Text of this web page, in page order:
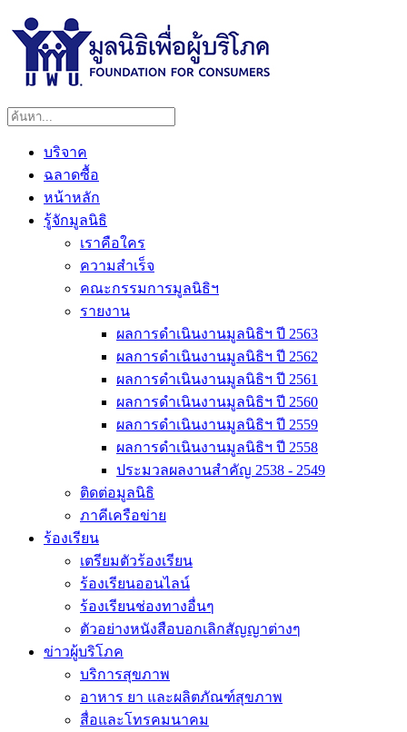
บริจาค
ฉลาดซื้อ
หน้าหลัก
รู้จักมูลนิธิ
เราคือใคร
ความสำเร็จ
คณะกรรมการมูลนิธิฯ
รายงาน
ผลการดำเนินงานมูลนิธิฯ ปี 2563
ผลการดำเนินงานมูลนิธิฯ ปี 2562
ผลการดำเนินงานมูลนิธิฯ ปี 2561
ผลการดำเนินงานมูลนิธิฯ ปี 2560
ผลการดำเนินงานมูลนิธิฯ ปี 2559
ผลการดำเนินงานมูลนิธิฯ ปี 2558
ประมวลผลงานสำคัญ 2538 - 2549
ติดต่อมูลนิธิ
ภาคีเครือข่าย
ร้องเรียน
เตรียมตัวร้องเรียน
ร้องเรียนออนไลน์
ร้องเรียนช่องทางอื่นๆ
ตัวอย่างหนังสือบอกเลิกสัญญาต่างๆ
ข่าวผู้บริโภค
บริการสุขภาพ
อาหาร ยา และผลิตภัณฑ์สุขภาพ
สื่อและโทรคมนาคม